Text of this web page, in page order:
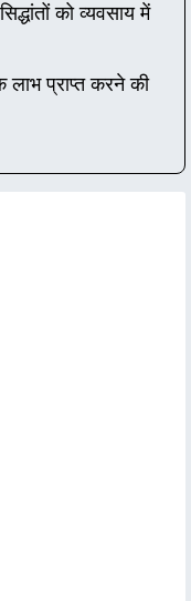
को व्यवसाय में
लाभ प्राप्त करने की